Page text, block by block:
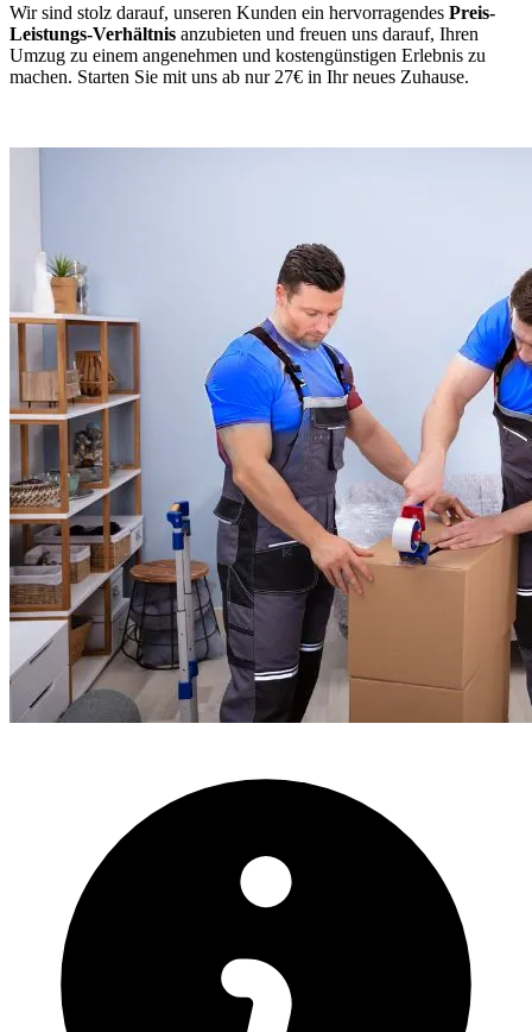
Wir sind stolz darauf, unseren Kunden ein hervorragendes Preis-
Leistungs-Verhältnis anzubieten und freuen uns darauf, Ihren
Umzug zu einem angenehmen und kostengünstigen Erlebnis zu
machen. Starten Sie mit uns ab nur 27€ in Ihr neues Zuhause.